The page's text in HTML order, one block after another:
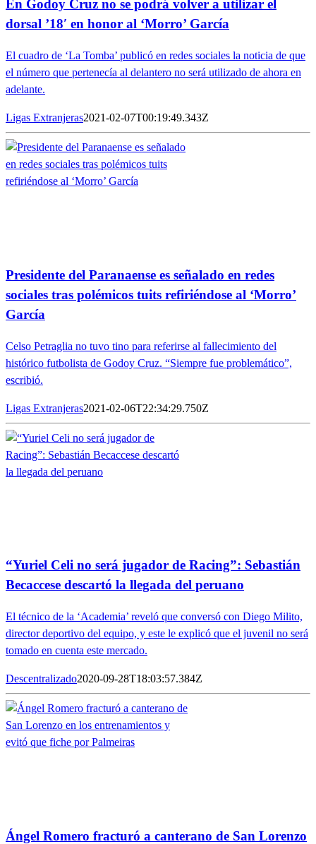
En Godoy Cruz no se podrá volver a utilizar el
dorsal ’18′ en honor al ‘Morro’ García
El cuadro de ‘La Tomba’ publicó en redes sociales la noticia de que
el número que pertenecía al delantero no será utilizado de ahora en
adelante.
Ligas Extranjeras2021-02-07T00:19:49.343Z
Presidente del Paranaense es señalado en redes
sociales tras polémicos tuits refiriéndose al ‘Morro’
García
Celso Petraglia no tuvo tino para referirse al fallecimiento del
histórico futbolista de Godoy Cruz. “Siempre fue problemático”,
escribió.
Ligas Extranjeras2021-02-06T22:34:29.750Z
“Yuriel Celi no será jugador de Racing”: Sebastián
Becaccese descartó la llegada del peruano
El técnico de la ‘Academia’ reveló que conversó con Diego Milito,
director deportivo del equipo, y este le explicó que el juvenil no será
tomado en cuenta este mercado.
Descentralizado2020-09-28T18:03:57.384Z
Ángel Romero fracturó a canterano de San Lorenzo